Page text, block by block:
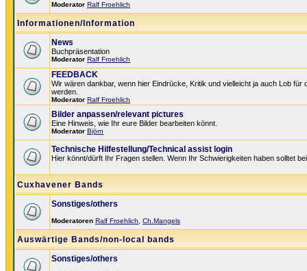
Moderator Ralf Froehlich
Informationen/Information
News
Buchpräsentation
Moderator Ralf Froehlich
FEEDBACK
Wir wären dankbar, wenn hier Eindrücke, Kritik und vielleicht ja auch Lob
werden.
Moderator Ralf Froehlich
Bilder anpassen/relevant pictures
Eine Hinweis, wie Ihr eure Bilder bearbeiten könnt.
Moderator Björn
Technische Hilfestellung/Technical assist login
Hier könnt/dürft Ihr Fragen stellen. Wenn Ihr Schwierigkeiten haben solltet
Cuxhavener Bands
Sonstiges/others
Moderatoren Ralf Froehlich Ch.Mangels
Auswärtige Bands/non-local bands
Sonstiges/others